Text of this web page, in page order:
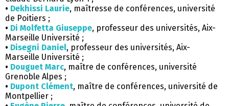
• Dekhissi Laurie, maîtresse de conférences, université
de Poitiers ;
• Di Molfetta Giuseppe, professeur des universités, Aix-
Marseille Université ;
• Disegni Daniel, professeur des universités, Aix-
Marseille Université ;
• Douguet Marc, maître de conférences, université
Grenoble Alpes ;
• Dupont Clément, maître de conférences, université de
Montpellier ;